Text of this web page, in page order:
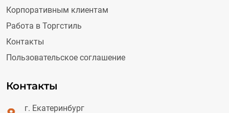
Корпоративным клиентам
Работа в Торгстиль
Контакты
Пользовательское соглашение
Контакты
г. Екатеринбург